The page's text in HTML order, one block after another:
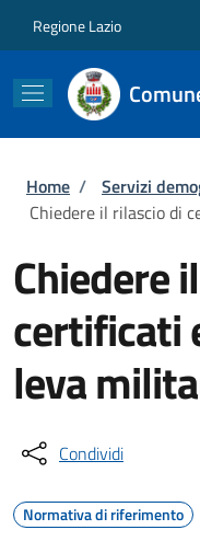
Regione Lazio
Briciole di
Home / Servizi
Chiedere il rilascio di
Chiedere
certificati
leva
Condividi
Normativa di riferimento